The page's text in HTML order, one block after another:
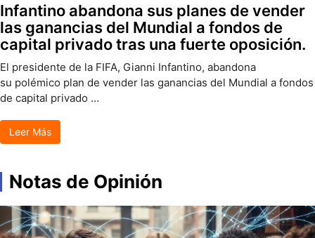
Infantino abandona sus planes de vender
las ganancias del Mundial a fondos de
capital privado tras una fuerte oposición.
El presidente de la FIFA, Gianni Infantino, abandona
su polémico plan de vender las ganancias del Mundial a fondos
de capital privado …
Leer Más
Notas de Opinión